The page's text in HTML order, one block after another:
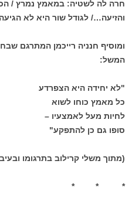
חרה לה לשטיה: במאמץ נמרץ /
והזיעה…/ לגודל שור היא לא
ומוסיף חנניה רייכמן המתרגם
המשל:
"לא יחידה היא הצפרדע
כל מאמץ כוחו לשוא
לחיות מעל לאמצעיו –
סופו גם כן להתפקע"
(מתוך משלי קרילוב בתרגומו
* * *